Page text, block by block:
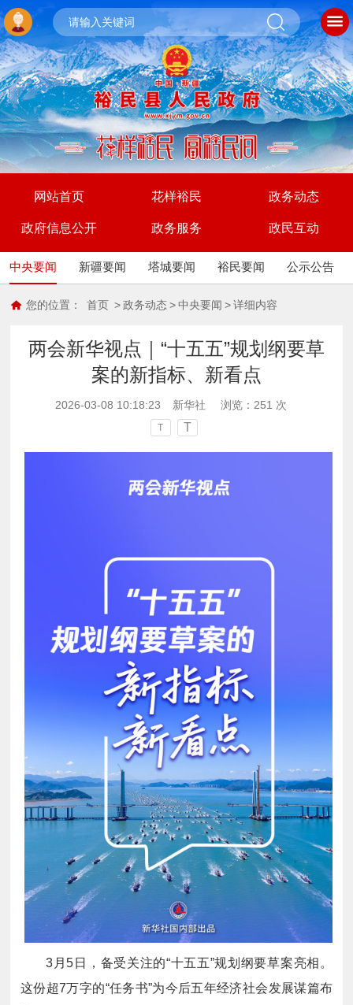
网站首页 花样裕民 政务动态
政府信息公开 政务服务 政民互动
中央要闻 新疆要闻 塔城要闻 裕民要闻 公示公告
您的位置： 首页 > 政务动态 > 中央要闻 > 详细内容
两会新华视点｜“十五五”规划纲要草
案的新指标、新看点
2026-03-08 10:18:23 新华社 浏览： 251 次
T T
3月5日，备受关注的“十五五”规划纲要草案亮相。
这份超7万字的“任务书”为今后五年经济社会发展谋篇布